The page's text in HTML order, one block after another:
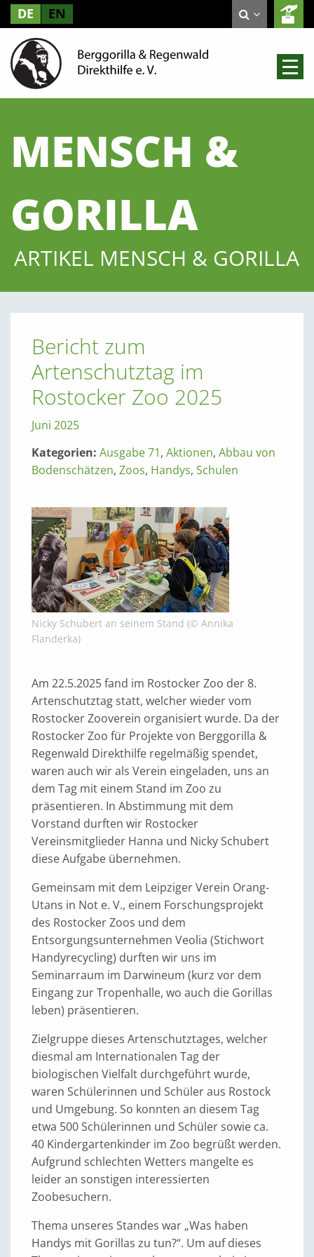
DE EN
MENSCH &
GORILLA
ARTIKEL MENSCH & GORILLA
Bericht zum
Artenschutztag im
Rostocker Zoo 2025
Juni 2025
Kategorien: Ausgabe 71, Aktionen, Abbau von
Bodenschätzen, Zoos, Handys, Schulen
Nicky Schubert an seinem Stand (© Annika
Flanderka)
Am 22.5.2025 fand im Rostocker Zoo der 8.
Artenschutztag statt, welcher wieder vom
Rostocker Zooverein organisiert wurde. Da der
Rostocker Zoo für Projekte von Berggorilla &
Regenwald Direkthilfe regelmäßig spendet,
waren auch wir als Verein eingeladen, uns an
dem Tag mit einem Stand im Zoo zu
präsentieren. In Abstimmung mit dem
Vorstand durften wir Rostocker
Vereinsmitglieder Hanna und Nicky Schubert
diese Aufgabe übernehmen.
Gemeinsam mit dem Leipziger Verein Orang-
Utans in Not e. V., einem Forschungsprojekt
des Rostocker Zoos und dem
Entsorgungsunternehmen Veolia (Stichwort
Handyrecycling) durften wir uns im
Seminarraum im Darwineum (kurz vor dem
Eingang zur Tropenhalle, wo auch die Gorillas
leben) präsentieren.
Zielgruppe dieses Artenschutztages, welcher
diesmal am Internationalen Tag der
biologischen Vielfalt durchgeführt wurde,
waren Schülerinnen und Schüler aus Rostock
und Umgebung. So konnten an diesem Tag
etwa 500 Schülerinnen und Schüler sowie ca.
40 Kindergartenkinder im Zoo begrüßt werden.
Aufgrund schlechten Wetters mangelte es
leider an sonstigen interessierten
Zoobesuchern.
Thema unseres Standes war „Was haben
Handys mit Gorillas zu tun?“. Um auf dieses